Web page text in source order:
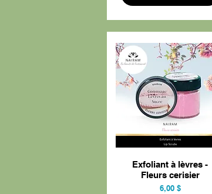
Aperçu rapide
Exfoliant à lèvres -
Fleurs cerisier
Prix
6,00 $